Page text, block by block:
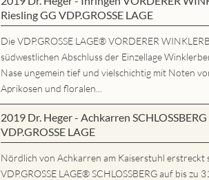
Riesling GG VDP.GROSSE LAGE
Die VDP.GROSSE LAGE® VORDERER
südwestlichen Abschluss der Einzellage
Nase ungemein tief und vielschichtig mit Noten
Aprikosen und floralen...
2019 Dr. Heger - Achkarren
VDP.GROSSE LAGE
Nördlich von Achkarren am Kaiserstuhl erstreckt
VDP.GROSSE LAGE® SCHLOSSBERG auf bis zu